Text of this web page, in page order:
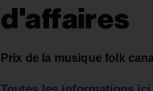
d'affaires
Prix de la musique folk